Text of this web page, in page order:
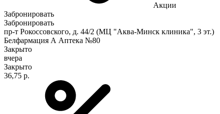
Акции
Забронировать
Забронировать
пр-т Рокоссовского, д. 44/2 (МЦ "Аква-Минск клиника", 3 эт.)
Белфармация А Аптека №80
Закрыто
вчера
Закрыто
36,75 р.